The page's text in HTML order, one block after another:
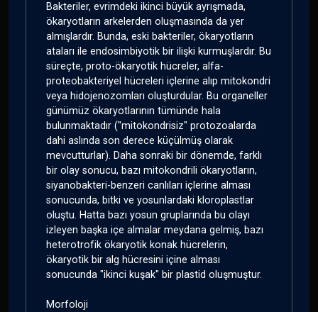
Bakteriler, evrimdeki ikinci büyük ayrışmada,
ökaryotların arkelerden oluşmasında da yer
almışlardır. Bunda, eski bakteriler, ökaryotların
ataları ile endosimbiyotik bir ilişki kurmuşlardır. Bu
süreçte, proto-ökaryotik hücreler, alfa-
proteobakteriyel hücreleri içlerine alıp mitokondri
veya hidojenozomları oluşturdular. Bu organeller
günümüz ökaryotlarının tümünde hala
bulunmaktadır ("mitokondrisiz" protozoalarda
dahi aslında son derece küçülmüş olarak
mevcutturlar). Daha sonraki bir dönemde, farklı
bir olay sonucu, bazı mitokondrili ökaryotların,
siyanobakteri-benzeri canlıları içlerine alması
sonucunda, bitki ve yosunlardaki kloroplastlar
oluştu. Hatta bazı yosun gruplarında bu olayı
izleyen başka içe almalar meydana gelmiş, bazı
heterotrofik ökaryotik konak hücrelerin,
ökaryotik bir alg hücresini içine alması
sonucunda "ikinci kuşak" bir plastid oluşmuştur.
Morfoloji